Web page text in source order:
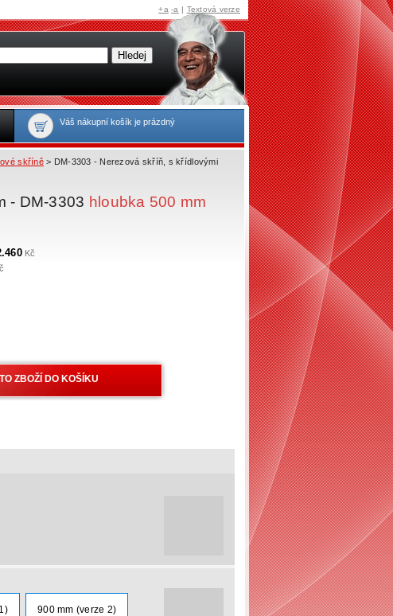
Váš nákupní košík je prázdný
skříně> DM-3303 - Nerezová skříň, s křídlovými
- DM-3303 hloubka 500 mm
Kč
900 mm (verze 2)
+a -a | Textová verze